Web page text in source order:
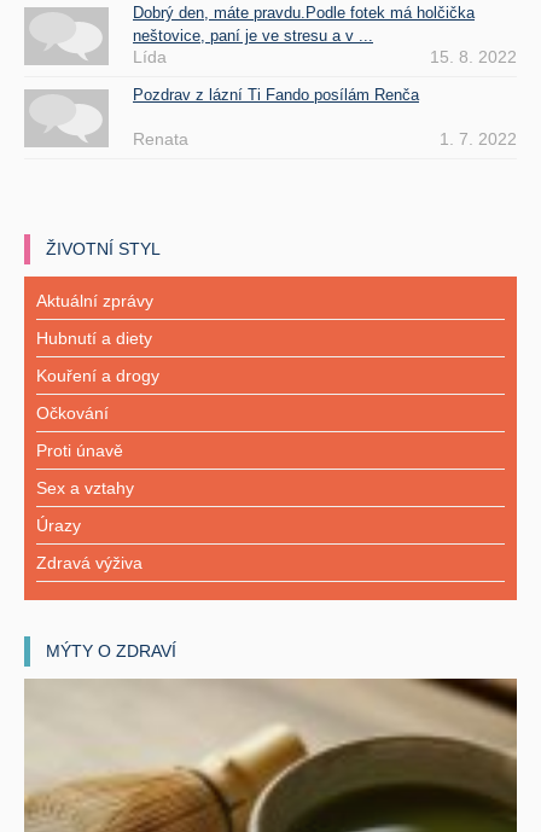
Dobrý den, máte pravdu.Podle fotek má holčička
neštovice, paní je ve stresu a v ...
Lída 15. 8. 2022
Pozdrav z lázní Ti Fando posílám Renča
Renata 1. 7. 2022
ŽIVOTNÍ STYL
Aktuální zprávy
Hubnutí a diety
Kouření a drogy
Očkování
Proti únavě
Sex a vztahy
Úrazy
Zdravá výživa
MÝTY O ZDRAVÍ